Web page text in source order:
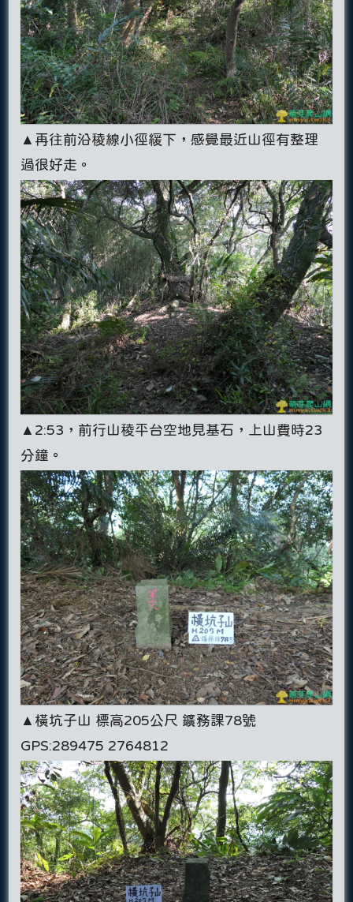
▲再往前沿稜線小徑緩下，感覺最近山徑有整理
過很好走。
▲2:53，前行山稜平台空地見基石，上山費時23
分鐘。
▲橫坑子山 標高205公尺 鑛務課78號
GPS:289475 2764812